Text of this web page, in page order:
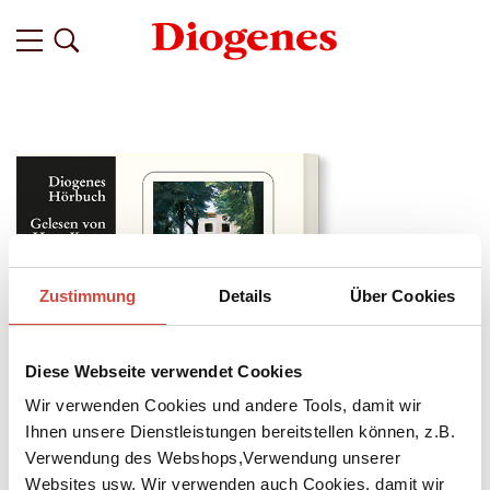
Zustimmung Details Über Cookies
Diese Webseite verwendet Cookies
Wir verwenden Cookies und andere Tools, damit wir
Ihnen unsere Dienstleistungen bereitstellen können, z.B.
Verwendung des Webshops,Verwendung unserer
Websites usw. Wir verwenden auch Cookies, damit wir
Download Bilddatei ↘